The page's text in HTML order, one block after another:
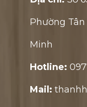
Phường
Minh
Hotline:
Mail: